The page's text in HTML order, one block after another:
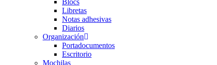
Libretas
Notas adhesivas
Diarios
Organización
Portadocumentos
Escritorio
Mochilas